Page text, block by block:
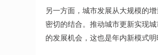
另一方面，城市发展从大规模的
密切的结合。推动城市更新实现
的发展机会，这也是年内新模式明